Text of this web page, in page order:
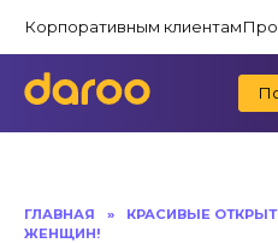
содержанию
Корпоративным клиентам
ГЛАВНАЯ »
КРАСИВЫЕ
ЖЕНЩИН!